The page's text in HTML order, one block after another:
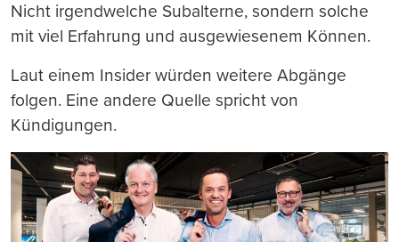
Nicht irgendwelche Subalterne, sondern solche
mit viel Erfahrung und ausgewiesenem Können.
Laut einem Insider würden weitere Abgänge
folgen. Eine andere Quelle spricht von
Kündigungen.